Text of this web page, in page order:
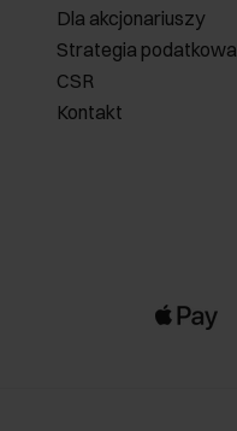
Dla akcjonariuszy
Strategia podatkowa
CSR
Kontakt